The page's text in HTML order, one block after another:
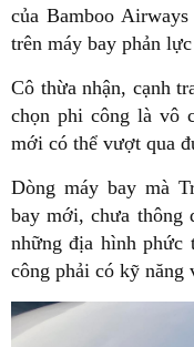
của Bamboo
trên máy bay phản
Cô thừa nhận, cạnh
chọn phi công là vô
mới có thể vượt qua
Dòng máy bay mà
bay mới, chưa thông
những địa hình phức
công phải có kỹ